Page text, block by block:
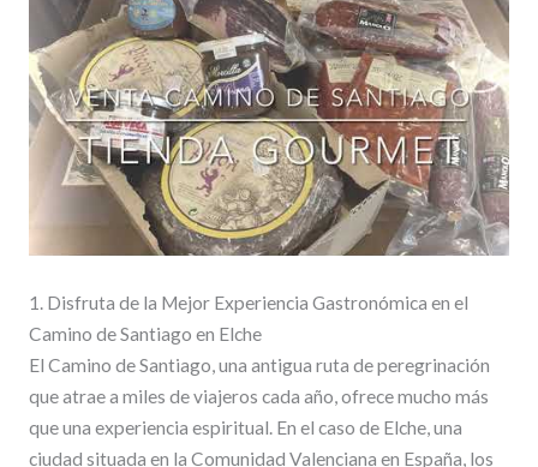
1. Disfruta de la Mejor Experiencia Gastronómica en el
Camino de Santiago en Elche
El Camino de Santiago, una antigua ruta de peregrinación
que atrae a miles de viajeros cada año, ofrece mucho más
que una experiencia espiritual. En el caso de Elche, una
ciudad situada en la Comunidad Valenciana en España, los